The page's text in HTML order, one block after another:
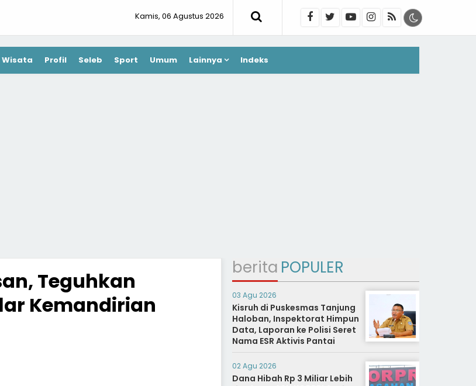
Kamis, 06 Agustus 2026
Wisata Profil Seleb Sport Umum Lainnya Indeks
Teguhkan
Kemandirian
berita POPULER
03 Agu 2026
Kisruh di Puskesmas Tanjung
Haloban, Inspektorat Himpun
Data, Laporan ke Polisi Seret
Nama ESR Aktivis Pantai
02 Agu 2026
Dana Hibah Rp 3 Miliar Lebih